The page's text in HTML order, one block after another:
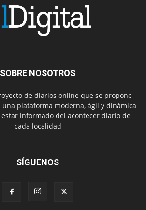
SOBRE NOSOTROS
de diarios online que se propone
una plataforma moderna, ágil y dinámica
informado del acontecer diario de
cada localidad
SÍGUENOS